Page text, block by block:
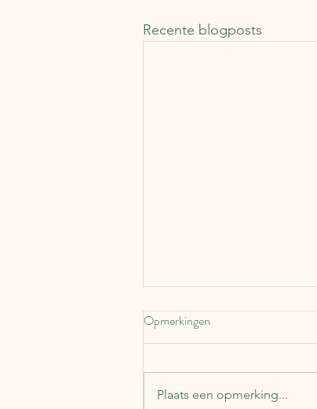
Recente blogposts
Opmerkingen
Plaats een opmerking...